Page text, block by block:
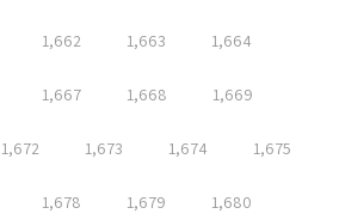
1,662 1,663 1,664
1,667 1,668 1,669
1,672 1,673 1,674 1,675
1,678 1,679 1,680